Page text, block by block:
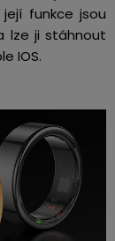
její funkce jsou
lze ji stáhnout
IOS.